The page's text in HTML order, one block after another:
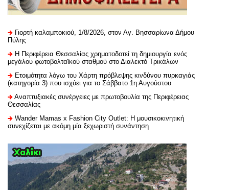
Γιορτή καλαμποκιού, 1/8/2026, στον Αγ. Βησσαρίωνα Δήμου
Πύλης
H Περιφέρεια Θεσσαλίας χρηματοδοτεί τη δημιουργία ενός
μεγάλου φωτοβολταϊκού σταθμού στο Διαλεκτό Τρικάλων
Ετοιμότητα λόγω του Χάρτη πρόβλεψης κινδύνου πυρκαγιάς
(κατηγορία 3) που ισχύει για το Σάββατο 1η Αυγούστου
Αναπτυξιακές συνέργειες με πρωτοβουλία της Περιφέρειας
Θεσσαλίας
Wander Mamas x Fashion City Outlet: Η μουσικοκινητική
συνεχίζεται με ακόμη μία ξεχωριστή συνάντηση